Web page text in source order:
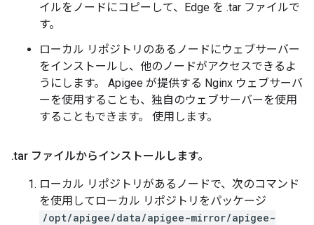
イルをノードにコピーして、Edge を .tar ファイルで
す。
ローカル リポジトリのあるノードにウェブサーバー
をインストールし、他のノードがアクセスできるよ
うにします。 Apigee が提供する Nginx ウェブサーバ
ーを使用することも、独自のウェブサーバーを使用
することもできます。 使用します。
.tar ファイルからインストールします。
ローカル リポジトリがあるノードで、次のコマンド
を使用してローカル リポジトリをパッケージ
/opt/apigee/data/apigee-mirror/apigee-